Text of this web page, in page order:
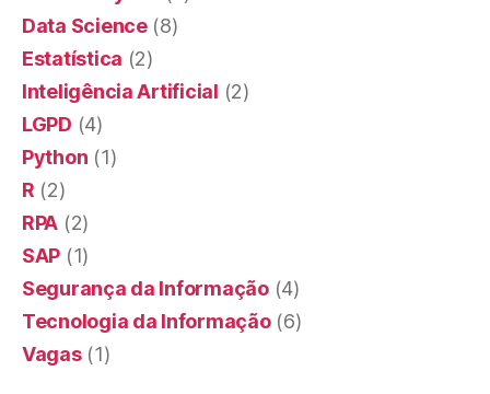
Data Science(8)
Estatística (2)
Inteligência Artificial (2)
LGPD (4)
Python (1)
R (2)
RPA (2)
SAP (1)
Segurança da Informação(4)
Tecnologia da Informação(6)
Vagas(1)